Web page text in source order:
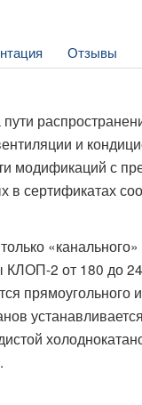
Отзывы
и
модификаций с
в сертификатах
КЛОП-2 от 180 до
прямоугольного